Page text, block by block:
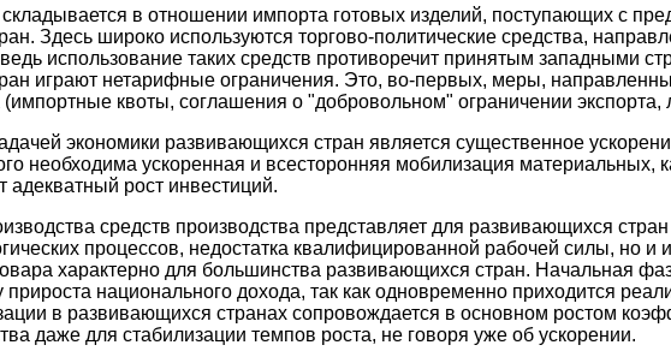
в отношении импорта готовых изделий, поступающих с
Здесь широко используются торгово-политические средства,
использование таких средств противоречит принятым западными
играют нетарифные ограничения. Это, во-первых, меры,
квоты, соглашения о "добровольном" ограничении экспорта,
экономики развивающихся стран является существенное
необходима ускоренная и всесторонняя мобилизация материальных,
адекватный рост инвестиций.
средств производства представляет для развивающихся
процессов, недостатка квалифицированной рабочей силы, но и
характерно для большинства развивающихся стран. Начальная
национального дохода, так как одновременно приходится
в развивающихся странах сопровождается в основном ростом
даже для стабилизации темпов роста, не говоря уже об ускорении.